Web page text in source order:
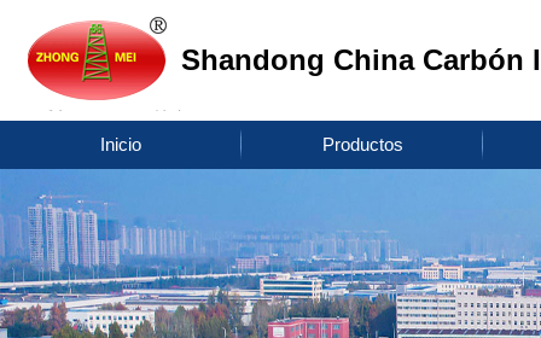
Shandong China Carbón
Inicio Productos